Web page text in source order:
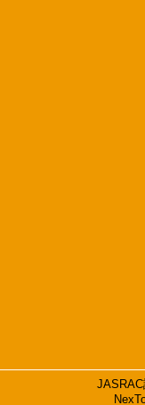
JASRAC